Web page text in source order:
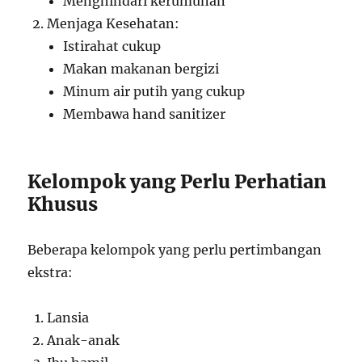
Menjaga Kesehatan:
Istirahat cukup
Makan makanan bergizi
Minum air putih yang cukup
Membawa hand sanitizer
Kelompok yang Perlu Perhatian
Khusus
Beberapa kelompok yang perlu pertimbangan
ekstra:
Lansia
Anak-anak